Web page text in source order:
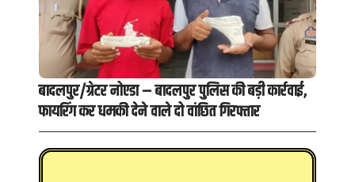
बादलपुर/ग्रेटर नोएडा – बादलपुर पुलिस की बड़ी कार्रवाई,
फायरिंग कर धमकी देने वाले दो वांछित गिरफ्तार